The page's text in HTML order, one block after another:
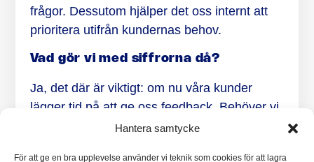
Hantera samtycke
För att ge en bra upplevelse använder vi teknik som cookies för att lagra
frågor. Dessutom hjälper det oss internt att
prioritera utifrån kundernas behov.
Vad gör vi med siffrorna då?
Ja, det där är viktigt: om nu våra kunder
lägger tid på att ge oss feedback. Behöver vi
också lägga tid på att använda resultatet för